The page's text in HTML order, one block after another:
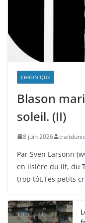
CHRONIQUE
Blason
soleil. (II)
8 juin 2026
Par Sven Larsonn
en lisière du lit, du
trop tôt,Tes petits